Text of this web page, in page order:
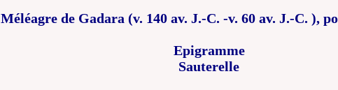
Méléagre de Gadara (v. 140 av. J.-C. -v. 60 av. J.-C. ),
Epigramme
Sauterelle